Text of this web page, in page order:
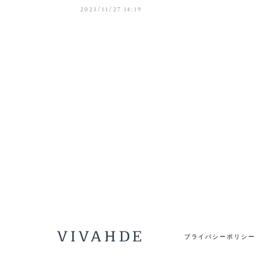
2023/11/27 14:19
プライバシーポリシー